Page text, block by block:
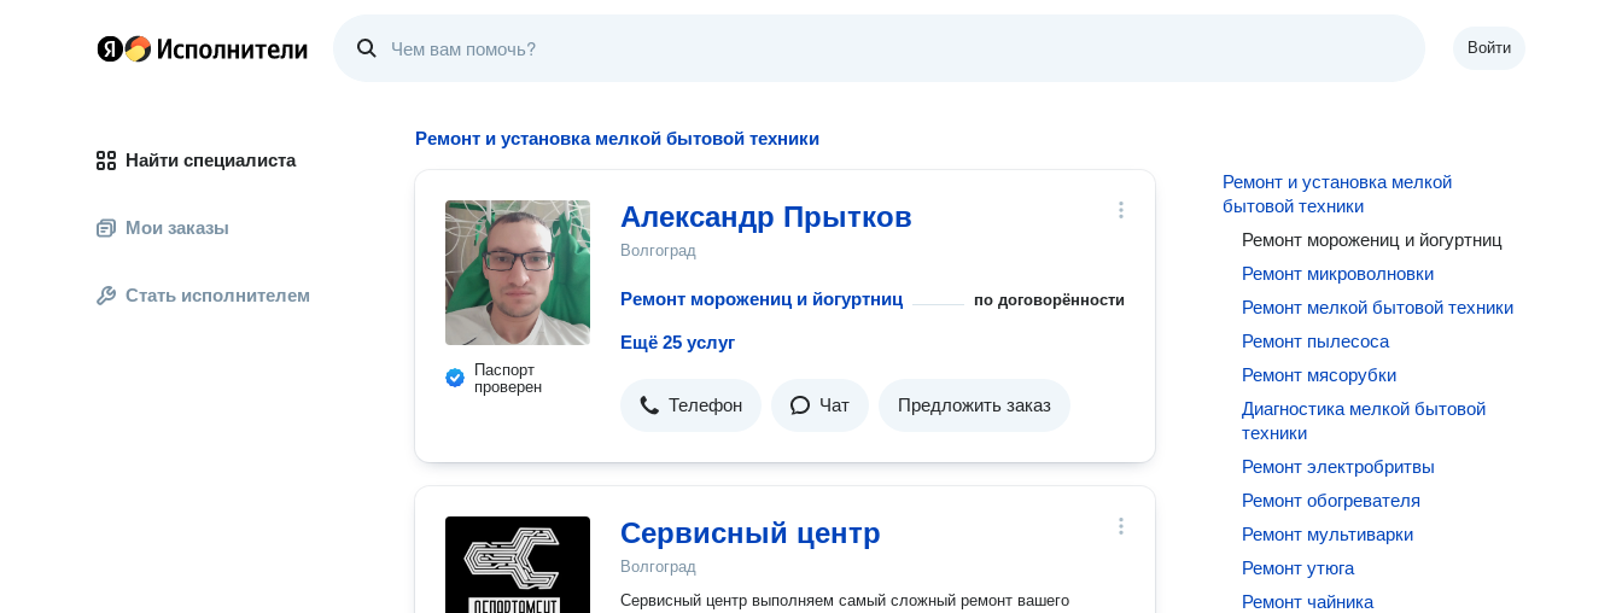
Войти
Найти специалиста
Мои заказы
Стать исполнителем
Ремонт и установка мелкой бытовой техники
Паспорт
проверен
Александр Прытков
Волгоград
Ремонт морожениц и йогуртниц по договорённости
Ещё 25 услуг
Телефон Чат Предложить заказ
Сервисный центр
Волгоград
Сервисный центр выполняем самый сложный ремонт вашего
Ремонт и установка мелкой
бытовой техники
Ремонт морожениц и йогуртниц
Ремонт микроволновки
Ремонт мелкой бытовой техники
Ремонт пылесоса
Ремонт мясорубки
Диагностика мелкой бытовой
техники
Ремонт электробритвы
Ремонт обогревателя
Ремонт мультиварки
Ремонт утюга
Ремонт чайника